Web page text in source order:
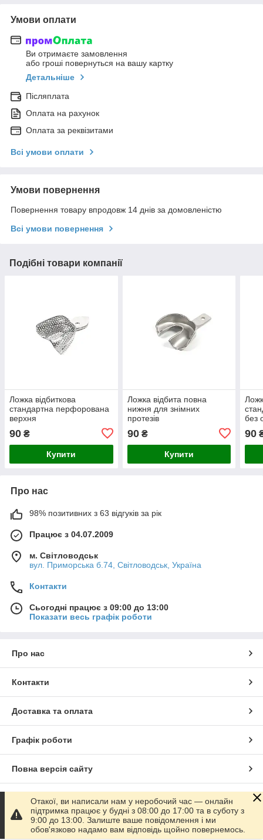
Умови оплати
Ви отримаєте замовлення
або гроші повернуться на вашу картку
Детальніше
Післяплата
Оплата на рахунок
Оплата за реквізитами
Всі умови оплати
Умови повернення
Повернення товару впродовж 14 днів за домовленістю
Всі умови повернення
Подібні товари компанії
Ложка відбиткова
стандартна перфорована
верхня
90 ₴
Купити
Ложка відбита повна
нижня для знімних
протезів
90₴
Купити
без
90
Про нас
98% позитивних з 63 відгуків за рік
Працює з 04.07.2009
м. Світловодськ
вул. Приморська б.74, Світловодськ, Україна
Контакти
Сьогодні працює з 09:00 до 13:00
Показати весь графік роботи
Про нас
Контакти
Доставка та оплата
Графік роботи
Повна версія сайту
Сайт створено на маркетплейсі Prom.ua
Політика конфіденційності
Отакої, ви написали нам у неробочий час — онлайн
підтримка працює у будні з 08:00 до 17:00 та в суботу з
9:00 до 13:00. Залиште ваше повідомлення і ми
обов'язково надамо вам відповідь щойно повернемось.